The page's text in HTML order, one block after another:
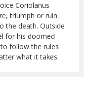
Coriolanus
triumph or ruin.
the death. Outside
for his doomed
follow the rules
what it takes.